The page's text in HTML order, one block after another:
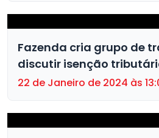
Fazenda cria grupo de
discutir isenção
Jornal 19.01
22 de Janeiro de 2024 às